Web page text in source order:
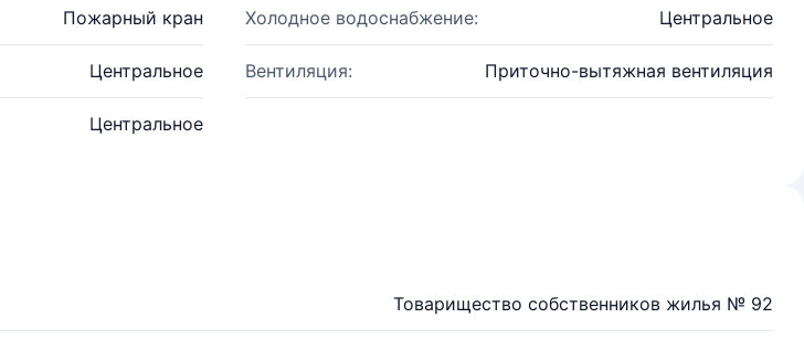
Пожарный кран Холодное водоснабжение: Центральное
Центральное Вентиляция: Приточно-вытяжная вентиляция
Центральное
Товарищество собственников жилья № 92